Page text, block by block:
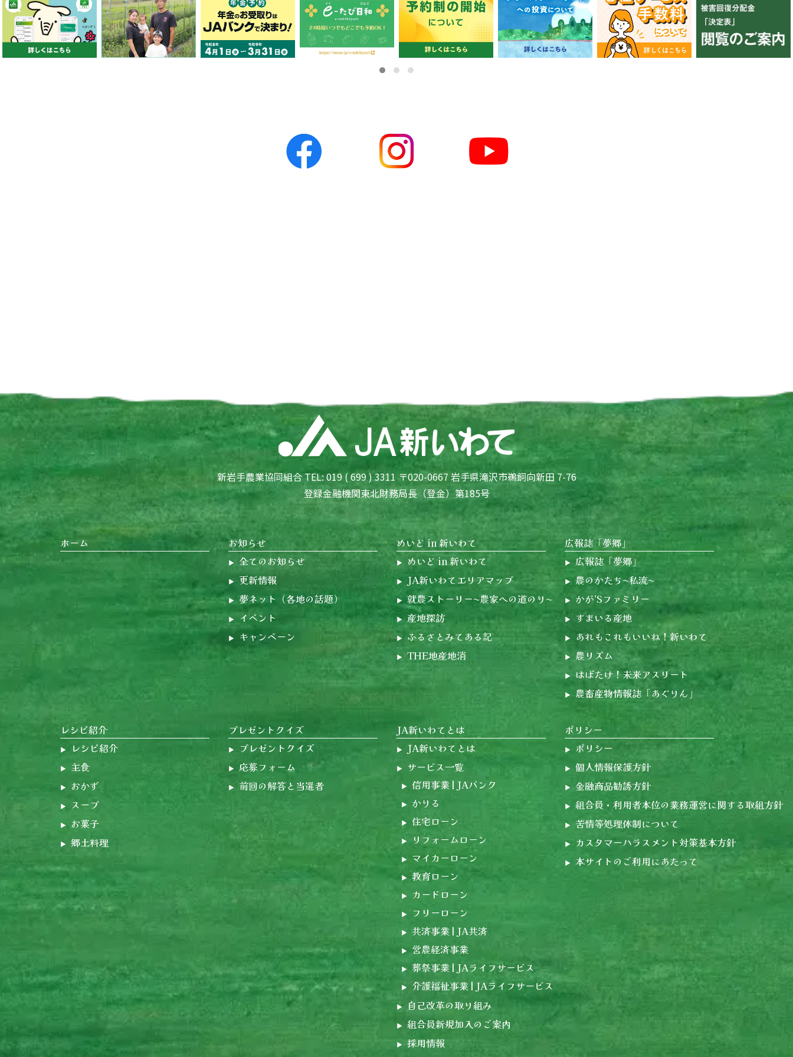
新岩手農業協同組合 TEL: 019 ( 699 ) 3311 〒020-0667 岩手県滝沢市鵜飼向新田 7-76
登録金融機関東北財務局長（登金）第185号
ホーム
お知らせ
全てのお知らせ
更新情報
夢ネット（各地の話題）
イベント
キャンペーン
めいど in 新いわて
めいど in 新いわて
JA新いわてエリアマップ
就農ストーリー〜農家への道のり〜
産地探訪
ふるさとみてある記
THE地産地消
広報誌「夢郷」
広報誌「夢郷」
農のかたち〜私流〜
かが'Sファミリー
すまいる産地
あれもこれもいいね！新いわて
農リズム
はばたけ！未来アスリート
農畜産物情報誌「あぐりん」
レシピ紹介
レシピ紹介
主食
おかず
スープ
お菓子
郷土料理
プレゼントクイズ
プレゼントクイズ
応募フォーム
前回の解答と当選者
JA新いわてとは
JA新いわてとは
サービス一覧
信用事業 | JAバンク
かりる
住宅ローン
リフォームローン
マイカーローン
教育ローン
カードローン
フリーローン
共済事業 | JA共済
営農経済事業
葬祭事業 | JAライフサービス
介護福祉事業 | JAライフサービス
自己改革の取り組み
組合員新規加入のご案内
採用情報
ポリシー
ポリシー
個人情報保護方針
金融商品勧誘方針
組合員・利用者本位の業務運営に関する取組方針
苦情等処理体制について
カスタマーハラスメント対策基本方針
本サイトのご利用にあたって